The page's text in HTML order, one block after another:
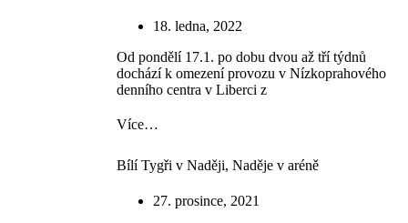
18. ledna, 2022
Od pondělí 17.1. po dobu dvou až tří týdnů
dochází k omezení provozu v Nízkoprahového
denního centra v Liberci z
Více…
Bílí Tygři v Naději, Naděje v aréně
27. prosince, 2021